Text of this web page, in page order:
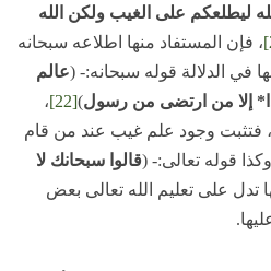
ليطلعكم على الغيب ولكن الله
، فإن المستفاد منها اطلاعه سبحانه
في الدلالة قوله سبحانه:- (عالم
إلا من ارتضى من رسول)
[22]
،
فتثبت وجود علم غيب عند من قام
قوله تعالى:- (قالوا سبحانك لا
تدل على تعليم الله تعالى بعض